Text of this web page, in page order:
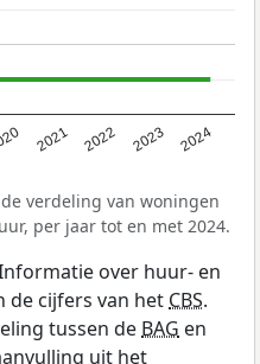
2021 2022 2023 2024
verdeling van woningen
per jaar tot en met 2024.
over huur- en
de cijfers van hetCBS.
tussen deBAG en
uit het